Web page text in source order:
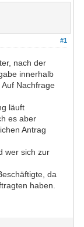
#1
nach der
innerhalb
Nachfrage
läuft
es aber
Antrag
wer sich zur
da
haben.